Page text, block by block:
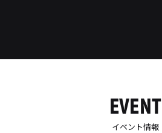
EVENT
イベント情報